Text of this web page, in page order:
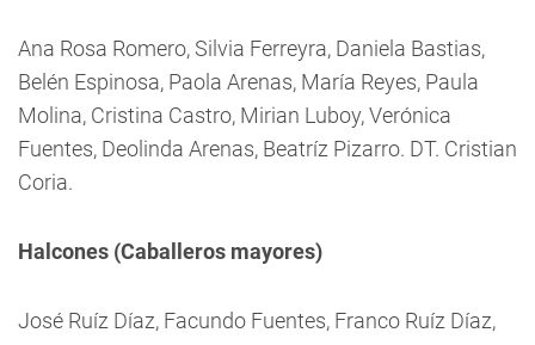
Ana Rosa Romero, Silvia Ferreyra, Daniela Bastias,
Belén Espinosa, Paola Arenas, María Reyes, Paula
Molina, Cristina Castro, Mirian Luboy, Verónica
Fuentes, Deolinda Arenas, Beatríz Pizarro. DT. Cristian
Coria.
Halcones (Caballeros mayores)
José Ruíz Díaz, Facundo Fuentes, Franco Ruíz Díaz,